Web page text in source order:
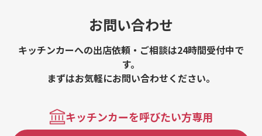
お問い合わせ
キッチンカーへの出店依頼・ご相談は24時間受付中で
す。
まずはお気軽にお問い合わせください。
キッチンカーを呼びたい方専用